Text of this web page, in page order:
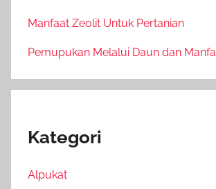
Manfaat Zeolit Untuk Pertanian
Pemupukan Melalui Daun dan
Kategori
Alpukat